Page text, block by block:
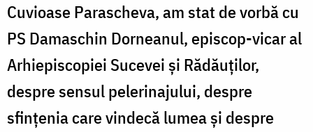
Cuvioase Parascheva, am stat de vorbă cu
PS Damaschin Dorneanul, episcop-vicar al
Arhiepiscopiei Sucevei și Rădăuților,
despre sensul pelerinajului, despre
sfințenia care vindecă lumea și despre